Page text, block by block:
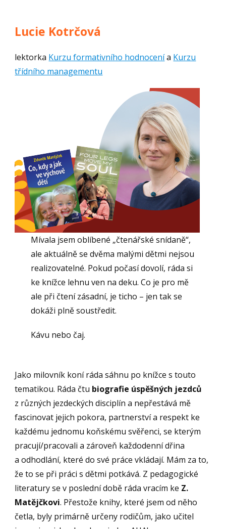
Lucie Kotrčová
lektorka Kurzu formativního hodnocenía Kurzu
třídního managementu
Mívala jsem oblíbené „čtenářské snídaně“,
ale aktuálně se dvěma malými dětmi nejsou
realizovatelné. Pokud počasí dovolí, ráda si
ke knížce lehnu ven na deku. Co je pro mě
ale při čtení zásadní, je ticho – jen tak se
dokáži plně soustředit.
Kávu nebo čaj.
Jako milovník koní ráda sáhnu po knížce s touto
tematikou. Ráda čtu biografie úspěšných jezdců
z různých jezdeckých disciplín a nepřestává mě
fascinovat jejich pokora, partnerství a respekt ke
každému jednomu koňskému svěřenci, se kterým
pracují/pracovali a zároveň každodenní dřina
a odhodlání, které do své práce vkládají. Mám za to,
že to se při práci s dětmi potkává. Z pedagogické
literatury se v poslední době ráda vracím ke Z.
Matějčkovi. Přestože knihy, které jsem od něho
četla, byly primárně určeny rodičům, jako učitel